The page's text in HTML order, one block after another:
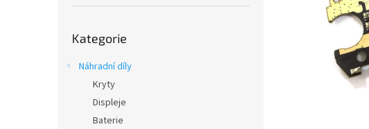
kategorie
Kategorie
Náhradní díly
Kryty
Displeje
Baterie